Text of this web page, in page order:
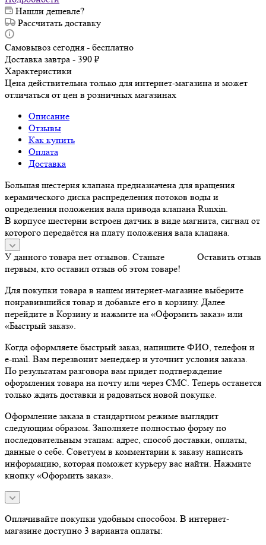
Нашли дешевле?
Рассчитать доставку
Самовывоз сегодня - бесплатно
Доставка завтра - 390 ₽
Характеристики
Цена действительна только для интернет-магазина и может
отличаться от цен в розничных магазинах
Описание
Отзывы
Как купить
Оплата
Доставка
Большая шестерня клапана предназначена для вращения
керамического диска распределения потоков воды и
определения положения вала привода клапана Runxin.
В корпусе шестерни встроен датчик в виде магнита, сигнал от
которого передаётся на плату положения вала клапана.
Оставить отзыв
У данного товара нет отзывов. Станьте
первым, кто оставил отзыв об этом товаре!
Для покупки товара в нашем интернет-магазине выберите
понравившийся товар и добавьте его в корзину. Далее
перейдите в Корзину и нажмите на «Оформить заказ» или
«Быстрый заказ».
Когда оформляете быстрый заказ, напишите ФИО, телефон и
e-mail. Вам перезвонит менеджер и уточнит условия заказа.
По результатам разговора вам придет подтверждение
оформления товара на почту или через СМС. Теперь останется
только ждать доставки и радоваться новой покупке.
Оформление заказа в стандартном режиме выглядит
следующим образом. Заполняете полностью форму по
последовательным этапам: адрес, способ доставки, оплаты,
данные о себе. Советуем в комментарии к заказу написать
информацию, которая поможет курьеру вас найти. Нажмите
кнопку «Оформить заказ».
Оплачивайте покупки удобным способом. В интернет-
магазине доступно 3 варианта оплаты: